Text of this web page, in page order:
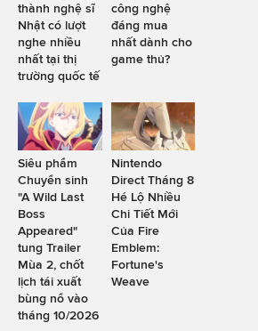
thành nghệ sĩ
Nhật có lượt
nghe nhiều
nhất tại thị
trường quốc tế
công nghệ
đáng mua
nhất dành cho
game thủ?
Siêu phẩm
Chuyển sinh
"A Wild Last
Boss
Appeared"
tung Trailer
Mùa 2, chốt
lịch tái xuất
bùng nổ vào
tháng 10/2026
Nintendo
Direct Tháng 8
Hé Lộ Nhiều
Chi Tiết Mới
Của Fire
Emblem:
Fortune's
Weave